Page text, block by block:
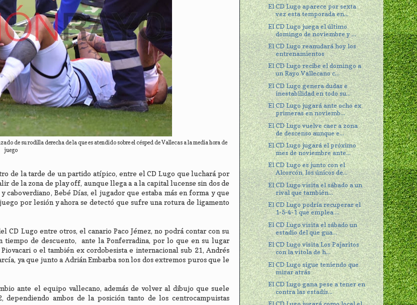
de su rodilla derecha de la que es atendido sobre el césped de Vallecas a la media hora de
juego
de la tarde de un partido atípico, entre el CD Lugo que luchará por
de la zona de play off, aunque llega a a la capital lucense sin dos de
Bebé Días, el jugador que estaba más en forma y que
por lesión y ahora se detectó que sufre una rotura de ligamento
Lugo entre otros, el canario Paco Jémez, no podrá contar con su
tiempo de descuento, ante la Ponferradina, por lo que en su lugar
o el también ex cordobesista e internacional sub 21, Andrés
ya que junto a Adrián Embarba son los dos extremos puros que le
ante el equipo vallecano, además de volver al dibujo que suele
ambos de la posición tanto de los centrocampuistas
El CD Lugo aparece por sexta
vez esta temporada en...
El CD Lugo juega el último
domingo de noviembre y ...
El CD Lugo reanudará hoy los
entrenamientos
El CD Lugo recibe el domingo a
un Rayo Vallecano c...
El CD Lugo genera dudas e
inestabilidad en todo su...
El CD Lugo jugará ante ocho ex
primeras en noviemb...
El CD Lugo vuelve caer a zona
de descenso aunque e...
El CD Lugo jugará el próximo
mes de noviembre ante...
El CD Lugo es junto con el
Alcorcón, los únicos de...
El CD Lugo visita el sábado a un
rival que también...
El CD Lugo podría recuperar el
1-5-4-1 que emplea ...
El CD Lugo visita el sábado un
estadio del que gua...
El CD Lugo visita Los Pajaritos
con la vitola de h...
El CD Lugo sigue teniendo que
mirar atrás
El CD Lugo gana pese a tener en
contra las estadís...